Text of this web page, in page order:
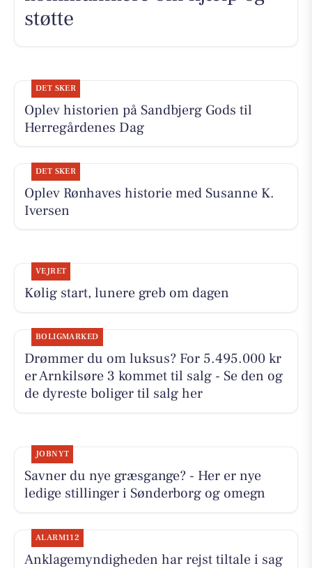
støtte
DET SKER
Oplev historien på Sandbjerg Gods til
Herregårdenes Dag
DET SKER
Oplev Rønhaves historie med Susanne K.
Iversen
VEJRET
Kølig start, lunere greb om dagen
BOLIGMARKED
Drømmer du om luksus? For 5.495.000 kr
er Arnkilsøre 3 kommet til salg - Se den og
de dyreste boliger til salg her
JOBNYT
Savner du nye græsgange? - Her er nye
ledige stillinger i Sønderborg og omegn
ALARM112
Anklagemyndigheden har rejst tiltale i sag